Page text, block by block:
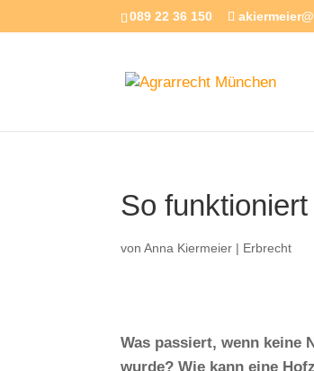
089 22 36 150
So
vonAnna Kiermeier | Erbrecht
Was passiert, wenn keine
wurde? Wie kann eine